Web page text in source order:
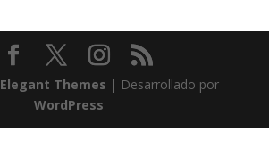
Elegant Themes | Desarrollado por
WordPress